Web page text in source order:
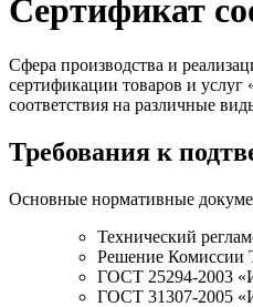
Сертификат
Сфера производства и
сертификации товаров и
соответствия на различные
Требования к
Основные нормативные
Технический
Решение Комиссии
ГОСТ 25294-2003
ГОСТ 31307-2005